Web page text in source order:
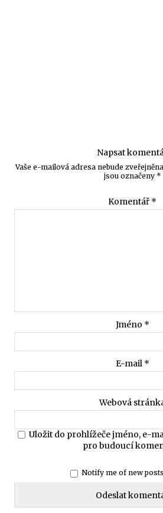
Napsat
Vaše e-mailová adresa nebude
jsou označeny *
Komentář *
Jméno *
E-mail *
Webová
Uložit do prohlížeče jméno, e-
pro budoucí
Notify me of new